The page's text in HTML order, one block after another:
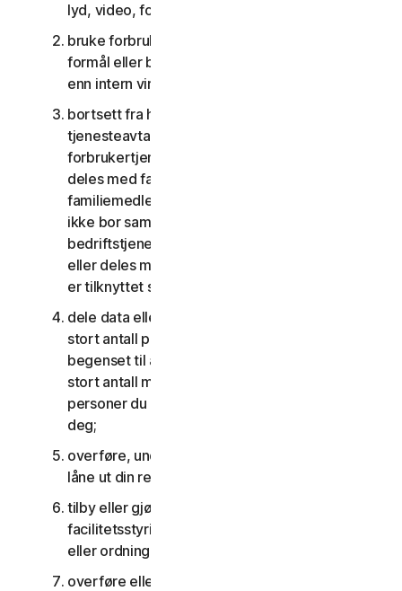
lyd, video, fotografering, digitalt innhold osv.;
bruke forbrukertjenestene for kommersielle
formål eller bedriftstjenestene til andre formål
enn intern virksomhet;
bortsett fra hvis annet er oppgitt i lisens- og
tjenesteavtalen eller dokumentasjonen, kan ikke
forbrukertjenestene fås tilgang til, brukes eller
deles med familiemedlemmer, ikke-
familiemedlemmer eller andre personer som
ikke bor sammen med deg, og
bedriftstjenestene kan ikke fås tilgang til, brukes
eller deles med personer som ikke er ansatt eller
er tilknyttet småbedriften;
dele data eller annet innhold med et urimelig
stort antall personer, inkludert, men ikke
begenset til å sende massekommunikasjon til et
stort antall mottakere eller dele innhold med
personer du ikke kjenner eller som ikke kjenner
deg;
overføre, underlisensiere, leie, lease og/eller
låne ut din rett til å bruke tjenestene;
tilby eller gjøre tjenestene tilgjengelig via
facilitetsstyring, tidsdeling, tjenesteleverandør
eller ordning for tjenestebyrå;
overføre eller lagre materiale som kan krenke